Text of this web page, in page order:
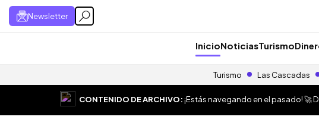
Newsletter
InicioNoticiasTurismo
Turismo Las Cascadas
CONTENIDO DE ARCHIVO:¡Estás navegando en el pasado! 🚀